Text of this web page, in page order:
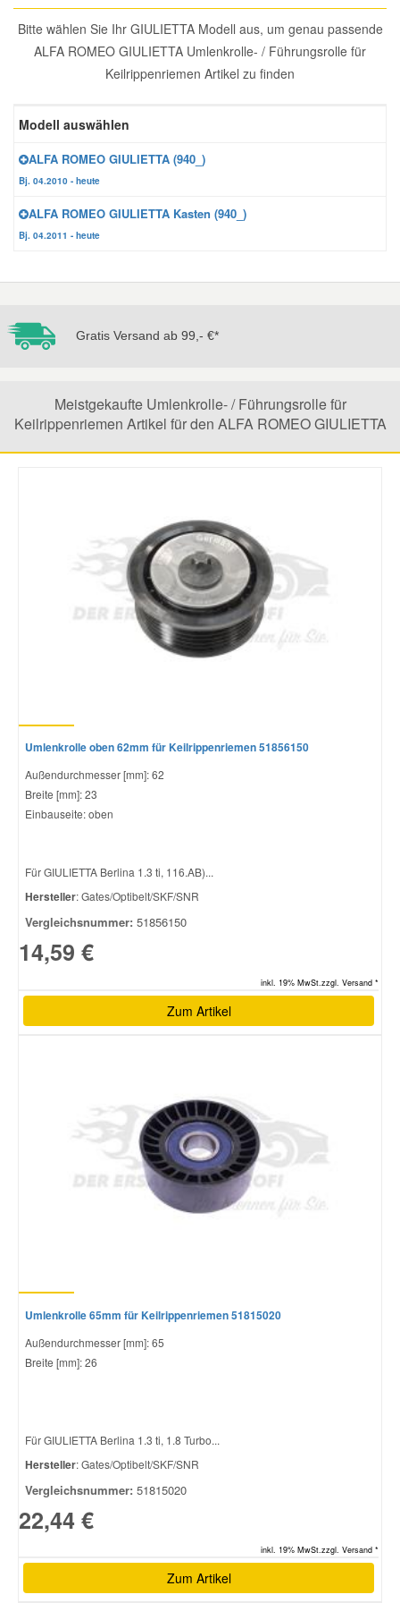
Bitte wählen Sie Ihr GIULIETTA Modell aus, um genau passende
ALFA ROMEO GIULIETTA Umlenkrolle- / Führungsrolle für
Keilrippenriemen Artikel zu finden
Modell auswählen
ALFA ROMEO GIULIETTA (940_)
Bj. 04.2010 - heute
ALFA ROMEO GIULIETTA Kasten (940_)
Bj. 04.2011 - heute
Gratis Versand ab 99,- €*
Meistgekaufte Umlenkrolle- / Führungsrolle für
Keilrippenriemen Artikel für den ALFA ROMEO GIULIETTA
Umlenkrolle oben 62mm für Keilrippenriemen 51856150
Außendurchmesser [mm]: 62
Breite [mm]: 23
Einbauseite: oben
Für GIULIETTA Berlina 1.3 ti, 116.AB)...
Hersteller: Gates/Optibelt/SKF/SNR
Vergleichsnummer: 51856150
14,59 €
inkl. 19% MwSt.zzgl. Versand *
Zum Artikel
Umlenkrolle 65mm für Keilrippenriemen 51815020
Außendurchmesser [mm]: 65
Breite [mm]: 26
Für GIULIETTA Berlina 1.3 ti, 1.8 Turbo...
Hersteller: Gates/Optibelt/SKF/SNR
Vergleichsnummer: 51815020
22,44 €
inkl. 19% MwSt.zzgl. Versand *
Zum Artikel
Scheibenreinigung
Reparatur-Zubehör
Karosserie Werkzeug
Schlüsselgehäuse
Werkstattbedarf
Winter-Autozubehör
Daewoo Ersatzteile
Daihatsu Ersatzteile
Dodge Ersatzteile
Honda Ersatzteile
Hyundai Ersatzteile
Jeep Ersatzteile
Kia Ersatzteile
Mini Ersatzteile
Mitsubishi Ersatzteile
Nissan Ersatzteile
Seat Ersatzteile
Skoda Ersatzteile
Suzuki Ersatzteile
Toyota Ersatzteile
Vauxhall Ersatzteile